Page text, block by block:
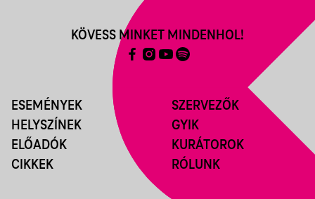
ESEMÉNYEK
HELYSZÍNEK
ELŐADÓK
CIKKEK
SZERVEZŐK
GYIK
KURÁTOROK
RÓLUNK
KÖVESS MINKET MINDENHOL!